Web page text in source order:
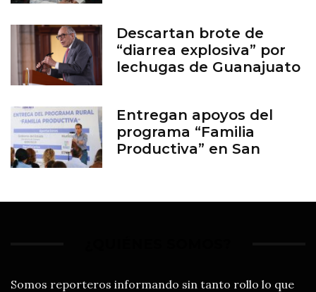
Descartan brote de
“diarrea explosiva” por
lechugas de Guanajuato
Entregan apoyos del
programa “Familia
Productiva” en San
Somos reporteros informando sin tanto rollo lo que